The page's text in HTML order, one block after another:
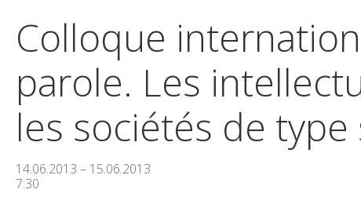
Colloque
parole. Les
les sociétés de
14.06.2013 – 15.06.2013
7:30